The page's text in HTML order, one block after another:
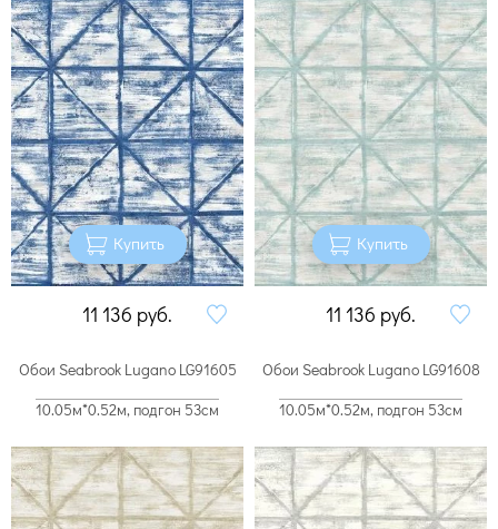
Купить
11 136 руб.
Купить
11 136 руб.
Обои Seabrook Lugano LG91605
10.05м*0.52м, подгон 53см
Обои Seabrook Lugano LG91608
10.05м*0.52м, подгон 53см